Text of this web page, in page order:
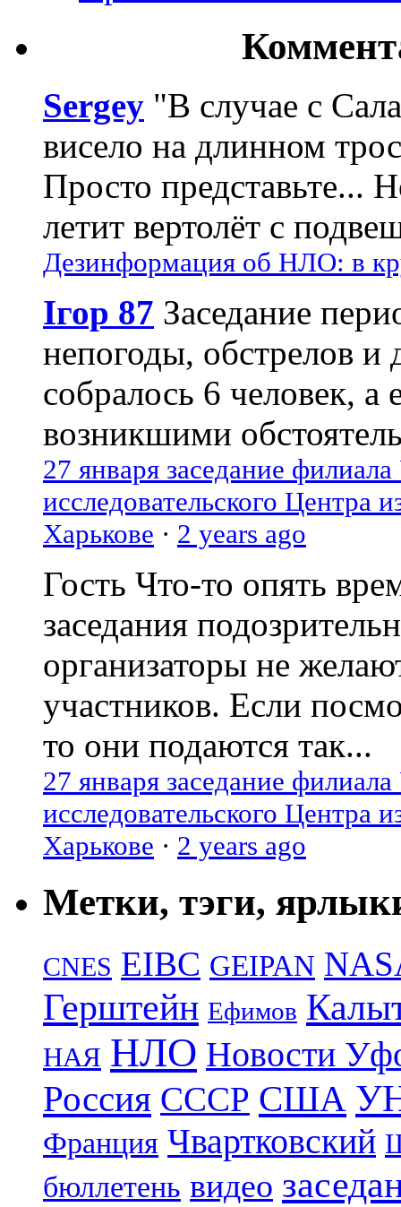
Sergey "В случае с
висело на длинном
Просто представьте...
летит вертолёт с
Дезинформация об НЛО: в
Ігор 87 Заседание
непогоды, обстрелов и
собралось 6 человек, а
возникшими
27 января заседание
исследовательского Центра
Харькове · 2 years ago
Гость Что-то опять
заседания
организаторы не
участников. Если
то они подаются так...
27 января заседание
исследовательского Центра
Харькове · 2 years ago
Метки, тэги,
CNES EIBC GEIPAN
Герштейн Ефимов
НАЯ НЛО Новости
Россия СССР США
Франция Чвартковский
бюллетень видео